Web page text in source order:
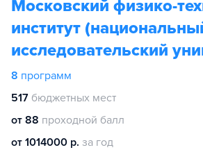
Московский физико-
институт
исследовательский
8 программ
517 бюджетных мест
от 88 проходной балл
от 1014000 р. за год